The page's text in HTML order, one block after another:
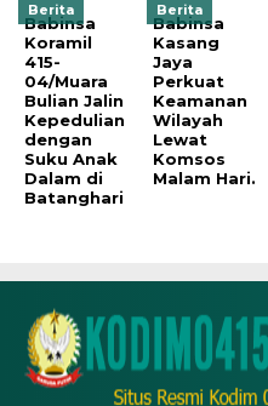
Berita
Babinsa
Koramil
415-
04/Muara
Bulian Jalin
Kepedulian
dengan
Suku Anak
Dalam di
Batanghari
Berita
Babinsa
Kasang
Jaya
Perkuat
Keamanan
Wilayah
Lewat
Komsos
Malam Hari.